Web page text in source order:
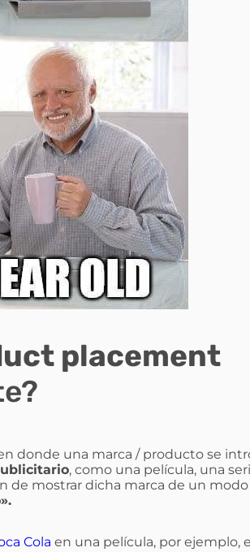
placement
donde una marca / producto se
, como una película, una
de mostrar dicha marca de un
Cola en una película, por ejemplo,